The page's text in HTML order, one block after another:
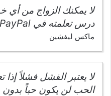
لا يمكنك الزواج من أي
درس تعلمته في PayPal.
ماكس ليفشين
لا يعتبر الفشل فشلاً
الحب لن يكون حباً